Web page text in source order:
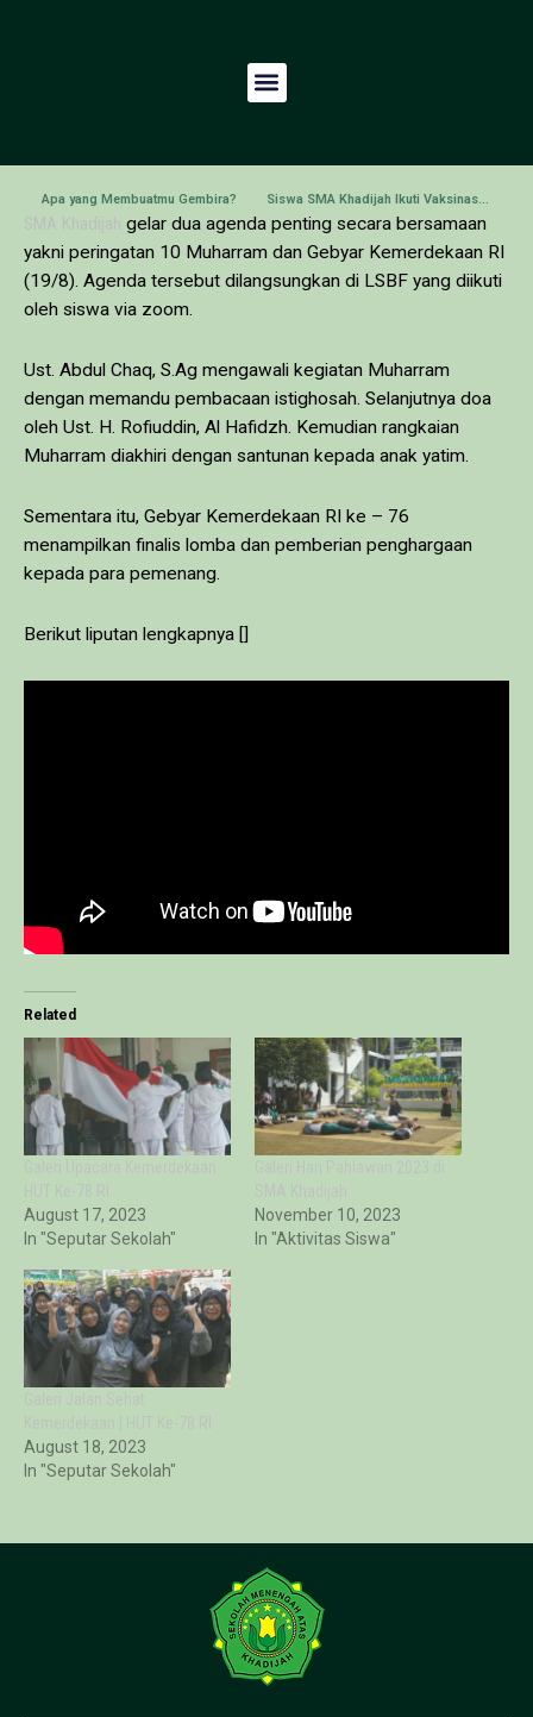
Apa yang Membuatmu Gembira? Siswa SMA Khadijah Ikuti Vaksinasi Covid-19 Dosis Pertama
SMA Khadijah gelar dua agenda penting secara bersamaan
yakni peringatan 10 Muharram dan Gebyar Kemerdekaan RI
(19/8). Agenda tersebut dilangsungkan di LSBF yang diikuti
oleh siswa via zoom.
Ust. Abdul Chaq, S.Ag mengawali kegiatan Muharram
dengan memandu pembacaan istighosah. Selanjutnya doa
oleh Ust. H. Rofiuddin, Al Hafidzh. Kemudian rangkaian
Muharram diakhiri dengan santunan kepada anak yatim.
Sementara itu, Gebyar Kemerdekaan RI ke – 76
menampilkan finalis lomba dan pemberian penghargaan
kepada para pemenang.
Berikut liputan lengkapnya []
Related
August 17, 2023
In "Seputar Sekolah"
November 10, 2023
In "Aktivitas Siswa"
August 18, 2023
In "Seputar Sekolah"